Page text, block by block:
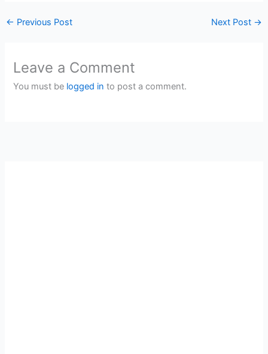
← Previous Post Next Post →
Leave a Comment
You must be logged in to post a comment.